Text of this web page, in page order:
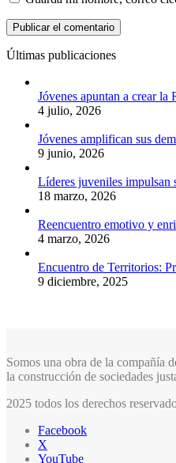
Últimas publicaciones
Jóvenes apuntan a crear
4 julio, 2026
Jóvenes amplifican sus
9 junio, 2026
Líderes juveniles impulsan
18 marzo, 2026
Reencuentro emotivo y
4 marzo, 2026
Encuentro de Territorios:
9 diciembre, 2025
Somos una obra de la compañía
la construcción de sociedades
2025 todos los derechos
Facebook
X
YouTube